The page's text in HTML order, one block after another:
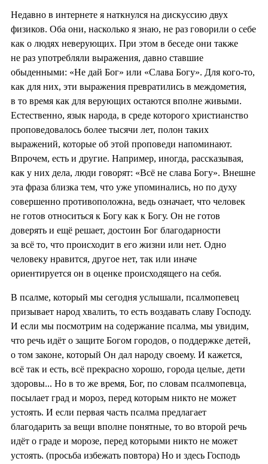
Недавно в интернете я наткнулся на дискуссию двух
физиков. Оба они, насколько я знаю, не раз говорили о себе
как о людях неверующих. При этом в беседе они также
не раз употребляли выражения, давно ставшие
обыденными: «Не дай Бог» или «Слава Богу». Для кого-то,
как для них, эти выражения превратились в междометия,
в то время как для верующих остаются вполне живыми.
Естественно, язык народа, в среде которого христианство
проповедовалось более тысячи лет, полон таких
выражений, которые об этой проповеди напоминают.
Впрочем, есть и другие. Например, иногда, рассказывая,
как у них дела, люди говорят: «Всё не слава Богу». Внешне
эта фраза близка тем, что уже упоминались, но по духу
совершенно противоположна, ведь означает, что человек
не готов относиться к Богу как к Богу. Он не готов
доверять и ещё решает, достоин Бог благодарности
за всё то, что происходит в его жизни или нет. Одно
человеку нравится, другое нет, так или иначе
ориентируется он в оценке происходящего на себя.
В псалме, который мы сегодня услышали, псалмопевец
призывает народ хвалить, то есть воздавать славу Господу.
И если мы посмотрим на содержание псалма, мы увидим,
что речь идёт о защите Богом городов, о поддержке детей,
о том законе, который Он дал народу своему. И кажется,
всё так и есть, всё прекрасно хорошо, города целые, дети
здоровы... Но в то же время, Бог, по словам псалмопевца,
посылает град и мороз, перед которым никто не может
устоять. И если первая часть псалма предлагает
благодарить за вещи вполне понятные, то во второй речь
идёт о граде и морозе, перед которыми никто не может
устоять. (просьба избежать повтора) Но и здесь Господь